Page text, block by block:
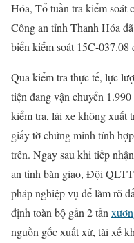
Hóa, Tổ tuần tra kiểm
Công an tỉnh Thanh Hóa
biển kiểm soát 15C-
Qua kiểm tra thực tế, lực
tiện đang vận chuyển
kiểm tra, lái xe không xuất
giấy tờ chứng minh tính
trên. Ngay sau khi tiếp
an tỉnh bàn giao, Đội
pháp nghiệp vụ để làm rõ
định toàn bộ gần 2 tấn
nguồn gốc xuất xứ, tài xế